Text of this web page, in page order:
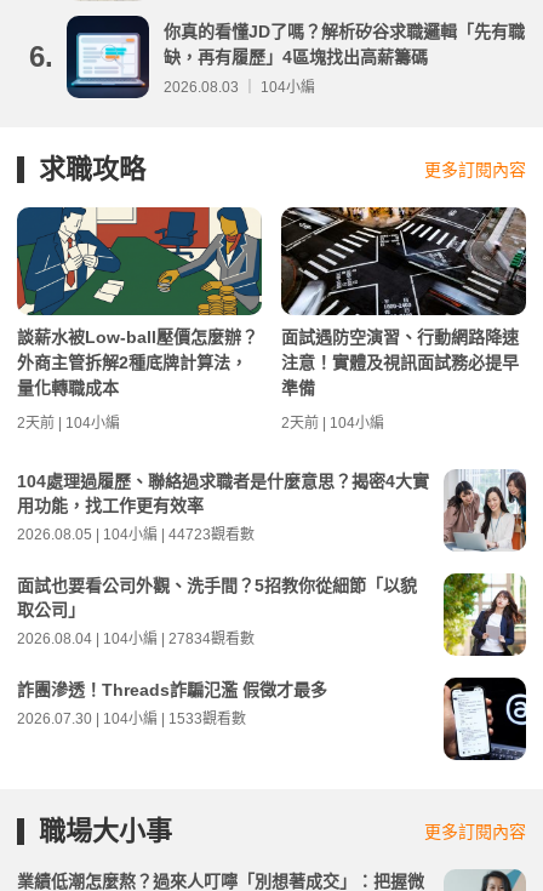
6.
你真的看懂JD了嗎？解析矽谷求職邏輯「先有職
缺，再有履歷」4區塊找出高薪籌碼
2026.08.03 ｜ 104小編
求職攻略 更多訂閱內容
談薪水被Low-ball壓價怎麼辦？
外商主管拆解2種底牌計算法，
量化轉職成本
2天前 | 104小編
面試遇防空演習、行動網路降速
注意！實體及視訊面試務必提早
準備
2天前 | 104小編
104處理過履歷、聯絡過求職者是什麼意思？揭密4大實
用功能，找工作更有效率
2026.08.05 | 104小編 | 44723觀看數
面試也要看公司外觀、洗手間？5招教你從細節「以貌
取公司」
2026.08.04 | 104小編 | 27834觀看數
詐團滲透！Threads詐騙氾濫 假徵才最多
2026.07.30 | 104小編 | 1533觀看數
職場大小事 更多訂閱內容
業績低潮怎麼熬？過來人叮嚀「別想著成交」：把握微